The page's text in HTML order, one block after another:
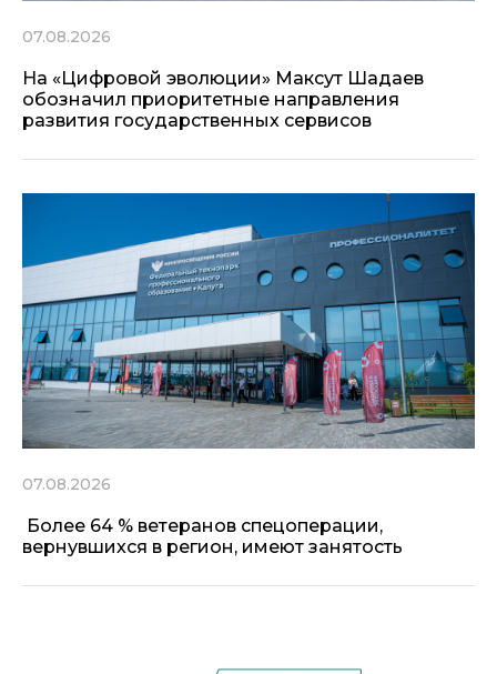
07.08.2026
На «Цифровой эволюции» Максут Шадаев
обозначил приоритетные направления
развития государственных сервисов
07.08.2026
Более 64 % ветеранов спецоперации,
вернувшихся в регион, имеют занятость